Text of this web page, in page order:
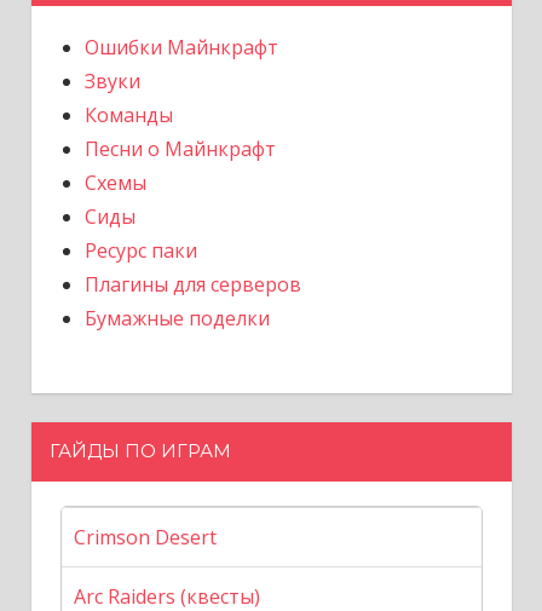
Ошибки Майнкрафт
Звуки
Команды
Песни о Майнкрафт
Схемы
Сиды
Ресурс паки
Плагины для серверов
Бумажные поделки
ГАЙДЫ ПО ИГРАМ
Crimson Desert
Arc Raiders (квесты)